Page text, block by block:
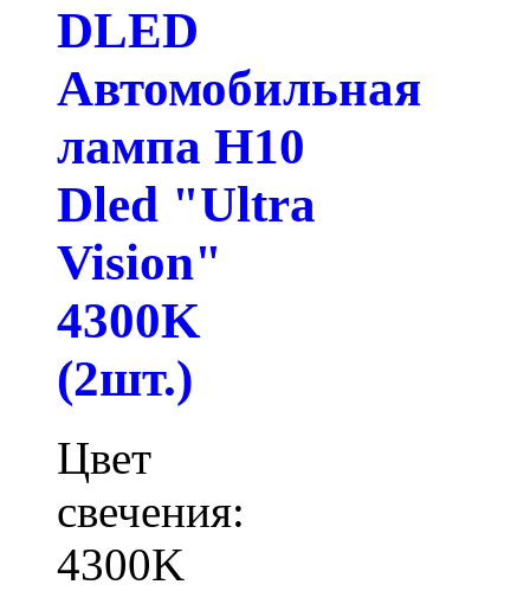
DLED
Автомобильная
лампа H10
Dled "Ultra
Vision"
4300K
(2шт.)
Цвет
свечения:
4300K